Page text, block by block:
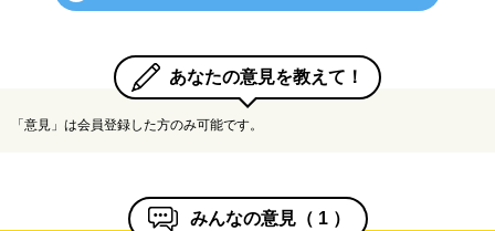
あなたの意見を教えて！
「意見」は会員登録した方のみ可能です。
みんなの意見（ 1 ）